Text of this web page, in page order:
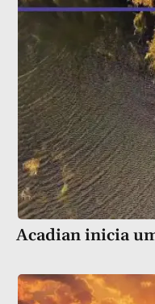
Acadian inicia